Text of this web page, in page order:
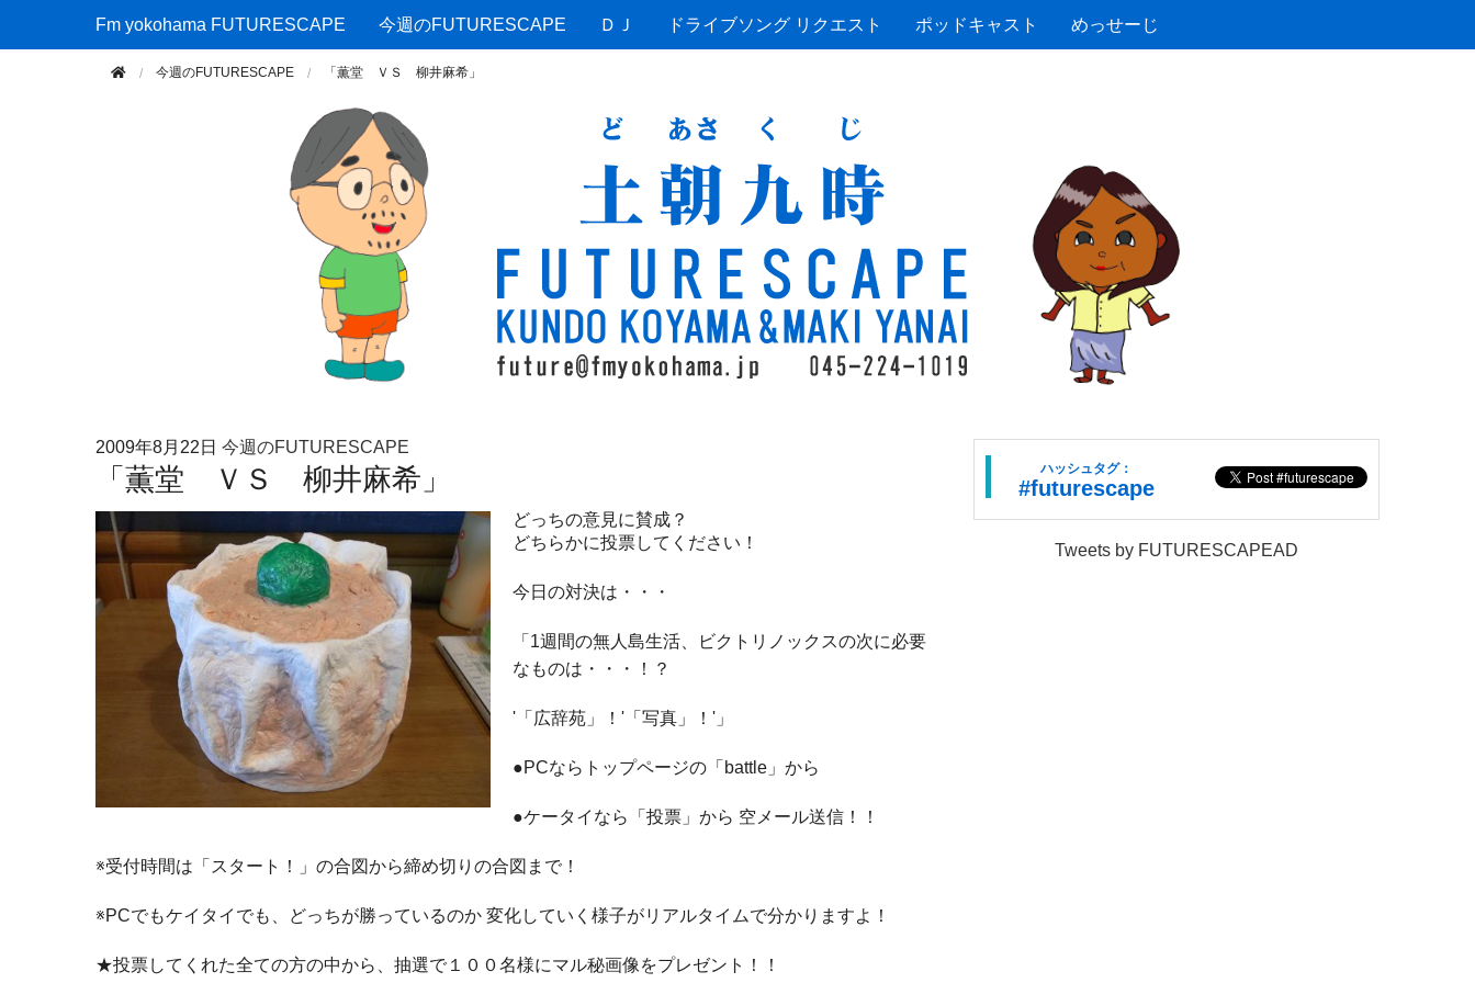
Fm yokohama FUTURESCAPE
Fm yokohama FUTURESCAPE 今週のFUTURESCAPE ＤＪ ドライブソング リクエスト ポッドキャスト めっせーじ
今週のFUTURESCAPE 「薫堂 ＶＳ 柳井麻希」
2009年8月22日 今週のFUTURESCAPE
「薫堂 ＶＳ 柳井麻希」
どっちの意見に賛成？
どちらかに投票してください！
今日の対決は・・・
「1週間の無人島生活、ビクトリノックスの次に必要
なものは・・・！？
'「広辞苑」！'「写真」！'」
●PCならトップページの「battle」から
●ケータイなら「投票」から 空メール送信！！
※受付時間は「スタート！」の合図から締め切りの合図まで！
※PCでもケイタイでも、どっちが勝っているのか 変化していく様子がリアルタイムで分かりますよ！
★投票してくれた全ての方の中から、抽選で１００名様にマル秘画像をプレゼント！！
ハッシュタグ：
#futurescape
Tweets by FUTURESCAPEAD